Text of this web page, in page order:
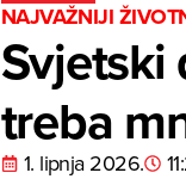
NAJVAŽNIJI
Svjetski
treba
1. lipnja 2026.